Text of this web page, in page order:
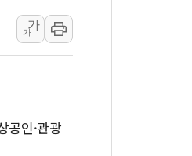
카오 T 택시 호출 서비스
80주년' 기념식...지역축제 '불금전파, 송
인근 도로 4중 추돌…1명 심정지·5명 부
가
가
공인·관광